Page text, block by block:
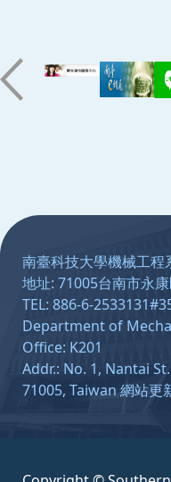
南臺科技大學機械工
地址: 71005台南市永
TEL: 886-6-
Department of
Office: K201
Addr.: No. 1, Nantai
71005, Taiwan 網站更